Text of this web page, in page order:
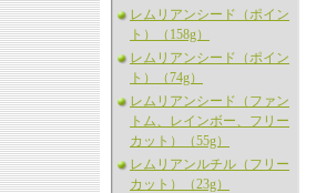
レムリアンシード（ポイン
ト）（158g）
レムリアンシード（ポイン
ト）（74g）
レムリアンシード（ファン
トム、レインボー、フリー
カット）（55g）
レムリアンルチル（フリー
カット）（23g）